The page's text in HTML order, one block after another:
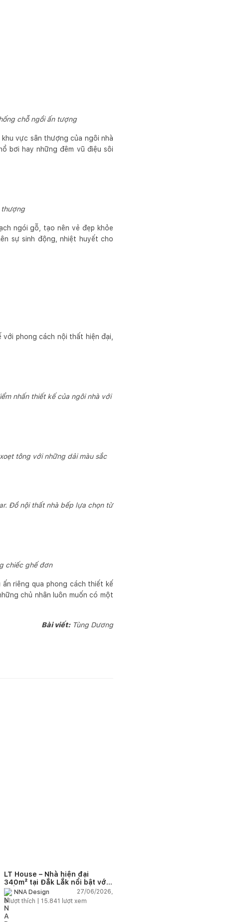
chỗ ngồi ấn tượng
vực sân thượng của ngôi nhà
bơi hay những đêm vũ điệu sôi
thượng
ngói gỗ, tạo nên vẻ đẹp khỏe
sự sinh động, nhiệt huyết cho
phong cách nội thất hiện đại,
nhấn thiết kế của ngôi nhà với
tông với những dải màu sắc
Đồ nội thất nhà bếp lựa chọn từ
chiếc ghế đơn
riêng qua phong cách thiết kế
chủ nhân luôn muốn có một
Bài viết:Tùng Dương
LT House – Nhà hiện đại
340m² tại Đắk Lắk nổi bật với
kiến trúc mở và hệ sân vườn
kết nối thiên nhiên
NNA Design
27/06/2026,
3lượt thích | 15.841 lượt xem